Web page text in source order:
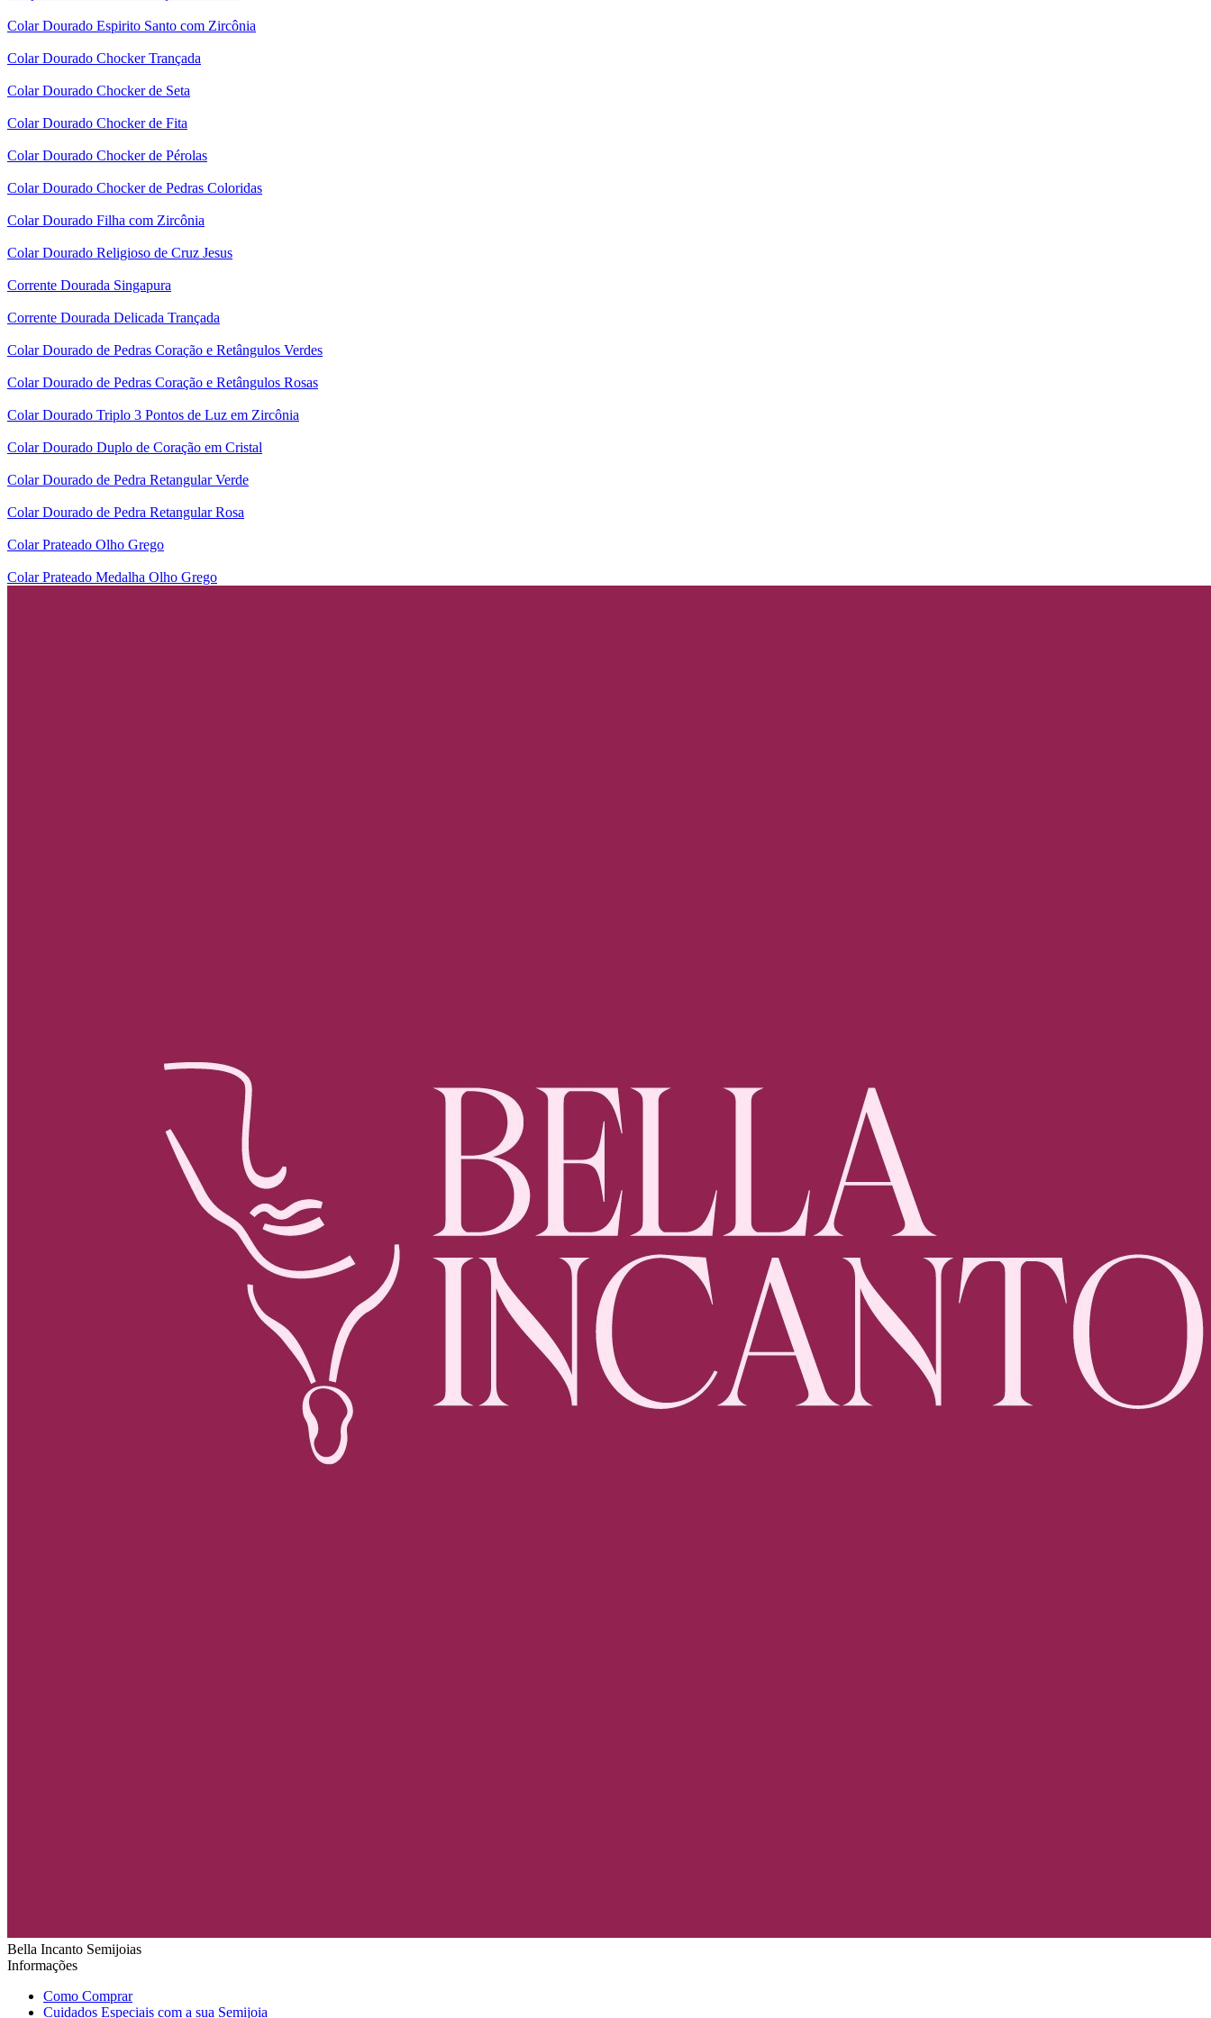
Colar Dourado Espirito Santo com Zircônia
Colar Dourado Chocker Trançada
Colar Dourado Chocker de Seta
Colar Dourado Chocker de Fita
Colar Dourado Chocker de Pérolas
Colar Dourado Chocker de Pedras Coloridas
Colar Dourado Filha com Zircônia
Colar Dourado Religioso de Cruz Jesus
Corrente Dourada Singapura
Corrente Dourada Delicada Trançada
Colar Dourado de Pedras Coração e Retângulos Verdes
Colar Dourado de Pedras Coração e Retângulos Rosas
Colar Dourado Triplo 3 Pontos de Luz em Zircônia
Colar Dourado Duplo de Coração em Cristal
Colar Dourado de Pedra Retangular Verde
Colar Dourado de Pedra Retangular Rosa
Colar Prateado Olho Grego
Colar Prateado Medalha Olho Grego
Bella Incanto Semijoias
Informações
Como Comprar
Cuidados Especiais com a sua Semijoia